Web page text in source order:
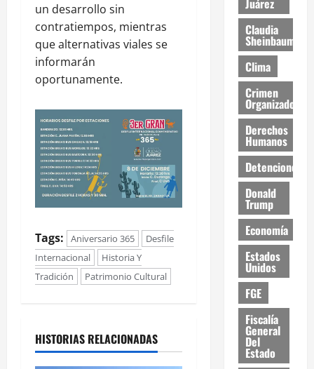
un desarrollo sin
contratiempos, mientras
que alternativas viales se
informarán
oportunamente.
Tags: Aniversario 365
Desfile
Internacional
Historia Y
Tradición
Patrimonio Cultural
HISTORIAS RELACIONADAS
Juárez
Claudia
Sheinbaum
Clima
Crimen
Organizado
Derechos
Humanos
Detenciones
Donald
Trump
Economía
Estados
Unidos
FGE
Fiscalía
General
Del
Estado